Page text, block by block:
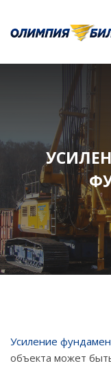
Усиление
объекта может